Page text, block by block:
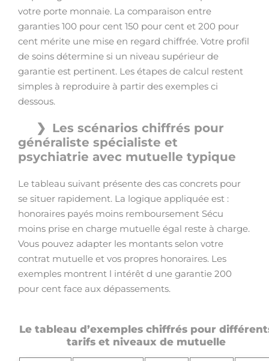
votre porte monnaie. La comparaison entre
garanties 100 pour cent 150 pour cent et 200 pour
cent mérite une mise en regard chiffrée. Votre profil
de soins détermine si un niveau supérieur de
garantie est pertinent. Les étapes de calcul restent
simples à reproduire à partir des exemples ci
dessous.
Les scénarios chiffrés pour
généraliste spécialiste et
psychiatrie avec mutuelle typique
Le tableau suivant présente des cas concrets pour
se situer rapidement. La logique appliquée est :
honoraires payés moins remboursement Sécu
moins prise en charge mutuelle égal reste à charge.
Vous pouvez adapter les montants selon votre
contrat mutuelle et vos propres honoraires. Les
exemples montrent l intérêt d une garantie 200
pour cent face aux dépassements.
Le tableau d’exemples chiffrés pour
tarifs et niveaux de mutuelle